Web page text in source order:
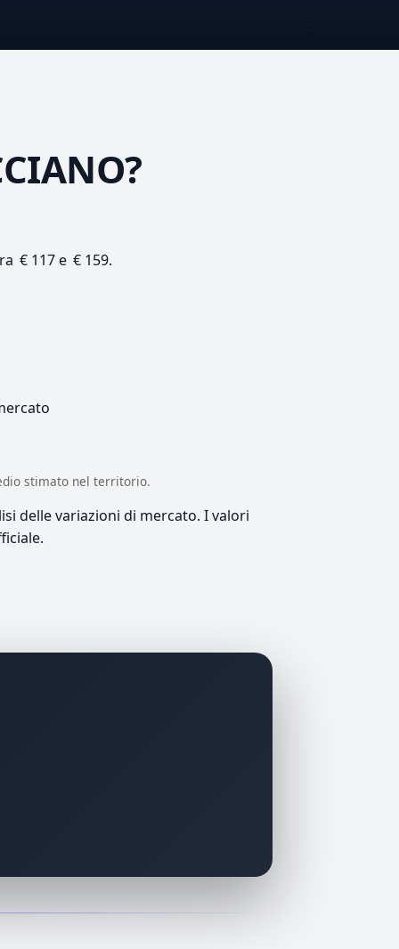
€ 117 e € 159.
stimato nel territorio.
delle variazioni di mercato. I valori